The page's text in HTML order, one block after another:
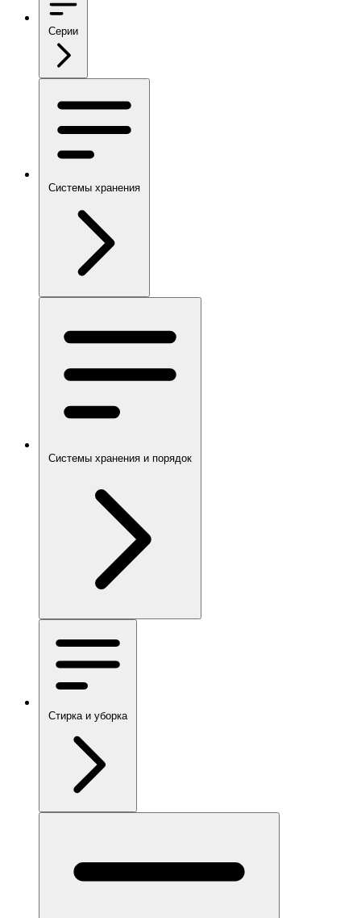
Серии
Системы хранения
Системы хранения и порядок
Стирка и уборка